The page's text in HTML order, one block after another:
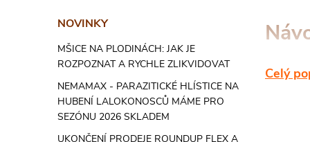
NOVINKY
MŠICE NA PLODINÁCH: JAK JE
ROZPOZNAT A RYCHLE ZLIKVIDOVAT
NEMAMAX - PARAZITICKÉ HLÍSTICE NA
HUBENÍ LALOKONOSCŮ MÁME PRO
SEZÓNU 2026 SKLADEM
UKONČENÍ PRODEJE ROUNDUP FLEX A
Odlomte
Celý